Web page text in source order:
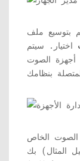
بتوسيع ملف
اختيار. سيتم
أجهزة الصوت
الخاص
بك (على سبيل المثال ، Realtek High Definition